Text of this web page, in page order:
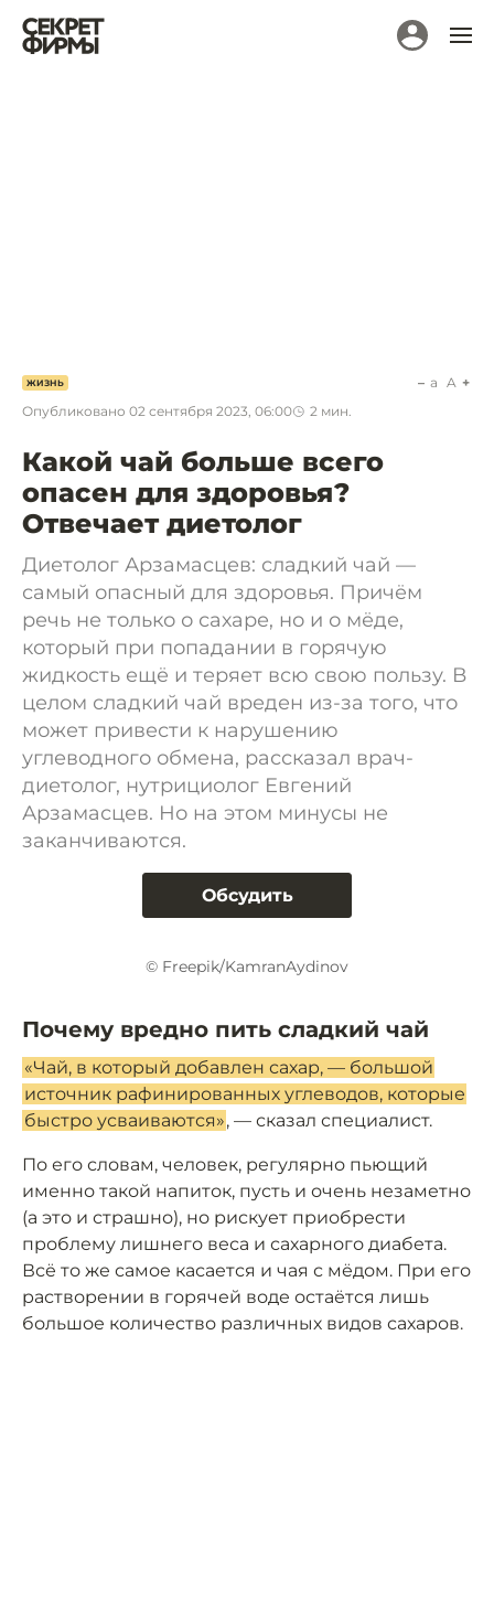
ЖИЗНЬ
Опубликовано 02 сентября 2023, 06:00 2 мин.
a A
Какой чай больше всего
опасен для здоровья?
Отвечает диетолог
Диетолог Арзамасцев: сладкий чай —
самый опасный для здоровья. Причём
речь не только о сахаре, но и о мёде,
который при попадании в горячую
жидкость ещё и теряет всю свою пользу. В
целом сладкий чай вреден из-за того, что
может привести к нарушению
углеводного обмена, рассказал врач-
диетолог, нутрициолог Евгений
Арзамасцев. Но на этом минусы не
заканчиваются.
Обсудить
© Freepik/KamranAydinov
Почему вредно пить сладкий чай
«Чай, в который добавлен сахар, — большой
источник рафинированных углеводов, которые
быстро усваиваются», — сказал специалист.
По его словам, человек, регулярно пьющий
именно такой напиток, пусть и очень незаметно
(а это и страшно), но рискует приобрести
проблему лишнего веса и сахарного диабета.
Всё то же самое касается и чая с мёдом. При его
растворении в горячей воде остаётся лишь
большое количество различных видов сахаров.